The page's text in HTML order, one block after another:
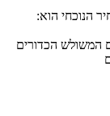
הנוכחי הוא:
המשולש הכדורים